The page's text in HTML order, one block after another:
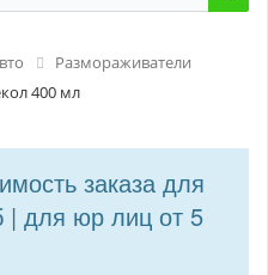
Размораживатели
400 мл
заказа для
| для юр лиц от 5